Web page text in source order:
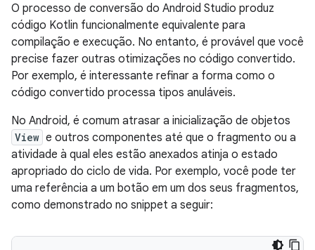
O processo de conversão do Android Studio produz
código Kotlin funcionalmente equivalente para
compilação e execução. No entanto, é provável que você
precise fazer outras otimizações no código convertido.
Por exemplo, é interessante refinar a forma como o
código convertido processa tipos anuláveis.
No Android, é comum atrasar a inicialização de objetos
View e outros componentes até que o fragmento ou a
atividade à qual eles estão anexados atinja o estado
apropriado do ciclo de vida. Por exemplo, você pode ter
uma referência a um botão em um dos seus fragmentos,
como demonstrado no snippet a seguir: